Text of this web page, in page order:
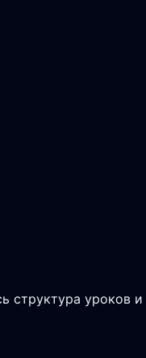
структура уроков и